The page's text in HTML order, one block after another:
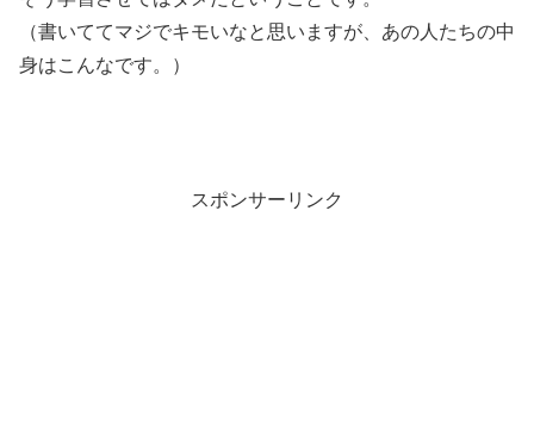
（書いててマジでキモいなと思いますが、あの人たちの中
身はこんなです。）
スポンサーリンク